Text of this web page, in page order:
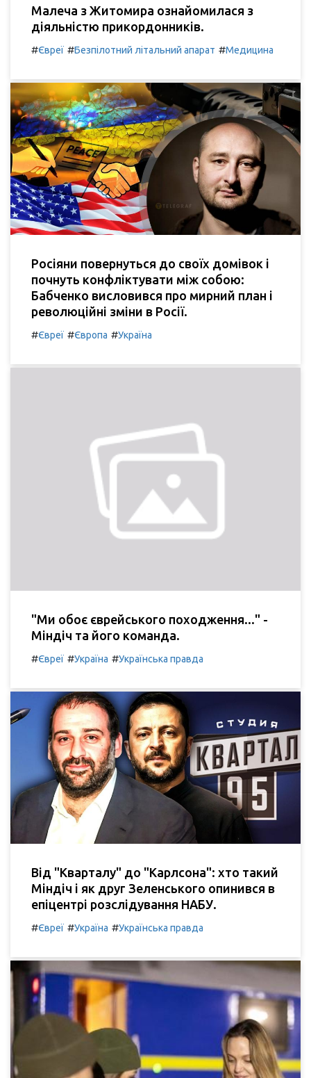
Малеча з Житомира ознайомилася з
діяльністю прикордонників.
#Євреї #Безпілотний літальний апарат #Медицина
Росіяни повернуться до своїх домівок і
почнуть конфліктувати між собою:
Бабченко висловився про мирний план і
революційні зміни в Росії.
#Євреї #Європа #Україна
"Ми обоє єврейського походження..." -
Міндіч та його команда.
#Євреї #Україна #Українська правда
Від "Кварталу" до "Карлсона": хто такий
Міндіч і як друг Зеленського опинився в
епіцентрі розслідування НАБУ.
#Євреї #Україна #Українська правда